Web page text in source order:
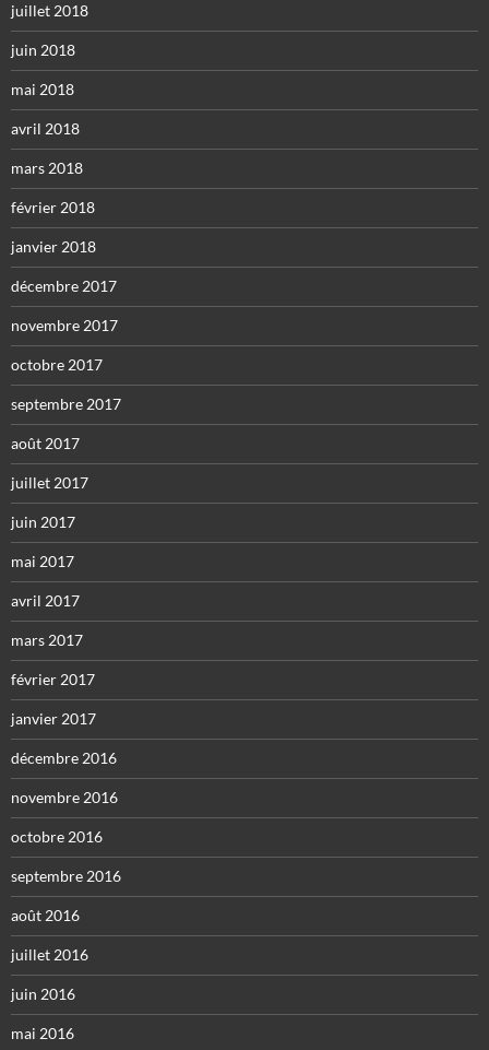
juillet 2018
juin 2018
mai 2018
avril 2018
mars 2018
février 2018
janvier 2018
décembre 2017
novembre 2017
octobre 2017
septembre 2017
août 2017
juillet 2017
juin 2017
mai 2017
avril 2017
mars 2017
février 2017
janvier 2017
décembre 2016
novembre 2016
octobre 2016
septembre 2016
août 2016
juillet 2016
juin 2016
mai 2016